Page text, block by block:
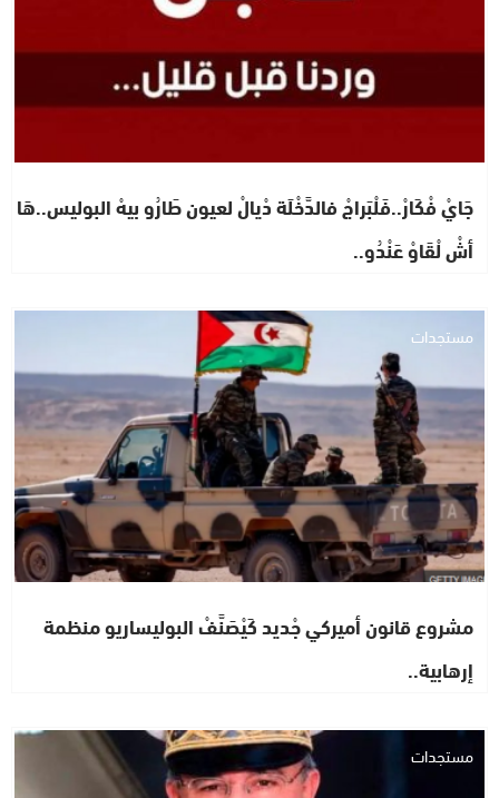
جَايْ فْكَارْ..فَلْبَراجْ فالدَّخْلَة دْيالْ لعيون طَارُو بيهْ البوليس..هَا
أشْ لْقَاوْ عَنْدُو..
مستجدات
مشروع قانون أميركي جْديد كَيْصَنَّفْ البوليساريو منظمة
إرهابية..
مستجدات